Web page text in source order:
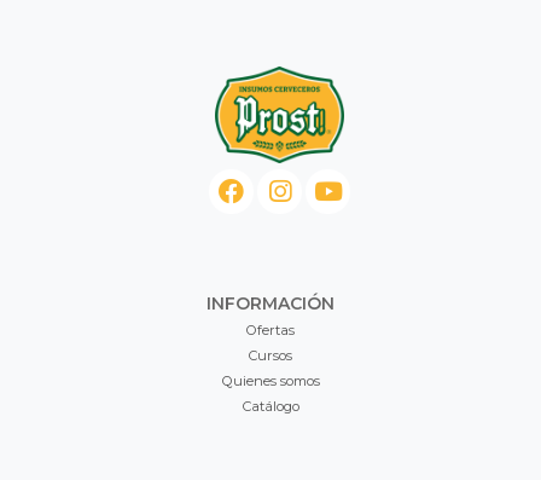
INFORMACIÓN
Ofertas
Cursos
Quienes somos
Catálogo